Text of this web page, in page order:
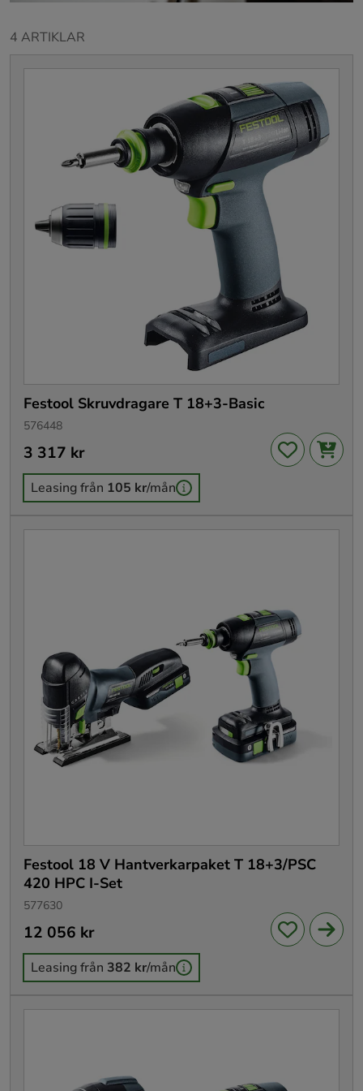
4 ARTIKLAR
Festool Skruvdragare T 18+3-Basic
576448
Pris:3 317 kr
3 317 kr
Leasing från 105 kr/mån
Festool 18 V Hantverkarpaket T 18+3/PSC
420 HPC I-Set
577630
Pris :12 056 kr
12 056 kr
Leasing från 382 kr/mån